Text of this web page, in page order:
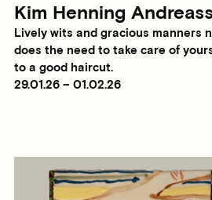
Kim Henning
Lively wits and gracious manners
does the need to take care of
to a good haircut.
29.01.26 – 01.02.26